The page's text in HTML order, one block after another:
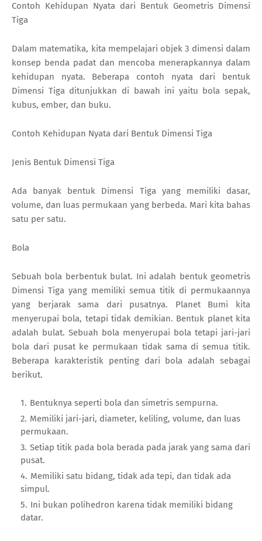
Contoh Kehidupan Nyata dari Bentuk Geometris Dimensi
Tiga
Dalam matematika, kita mempelajari objek 3 dimensi dalam
konsep benda padat dan mencoba menerapkannya dalam
kehidupan nyata. Beberapa contoh nyata dari bentuk
Dimensi Tiga ditunjukkan di bawah ini yaitu bola sepak,
kubus, ember, dan buku.
Contoh Kehidupan Nyata dari Bentuk Dimensi Tiga
Jenis Bentuk Dimensi Tiga
Ada banyak bentuk Dimensi Tiga yang memiliki dasar,
volume, dan luas permukaan yang berbeda. Mari kita bahas
satu per satu.
Bola
Sebuah bola berbentuk bulat. Ini adalah bentuk geometris
Dimensi Tiga yang memiliki semua titik di permukaannya
yang berjarak sama dari pusatnya. Planet Bumi kita
menyerupai bola, tetapi tidak demikian. Bentuk planet kita
adalah bulat. Sebuah bola menyerupai bola tetapi jari-jari
bola dari pusat ke permukaan tidak sama di semua titik.
Beberapa karakteristik penting dari bola adalah sebagai
berikut.
Bentuknya seperti bola dan simetris sempurna.
Memiliki jari-jari, diameter, keliling, volume, dan luas
permukaan.
Setiap titik pada bola berada pada jarak yang sama dari
pusat.
Memiliki satu bidang, tidak ada tepi, dan tidak ada
simpul.
Ini bukan polihedron karena tidak memiliki bidang
datar.